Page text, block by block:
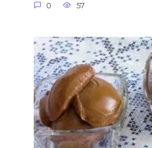
0 57